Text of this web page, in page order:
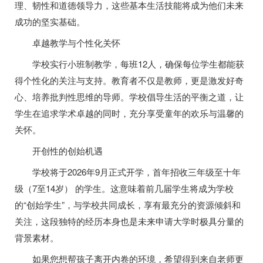
理、韧性和道德领导力，这些基本生活技能将成为他们未来
成功的坚实基础。
卓越教学与个性化关怀
学校实行小班制教学，每班12人，确保每位学生都能获
得个性化的关注与支持。教育者不仅是教师，更是激发好奇
心、培养批判性思维的导师。学校倡导生活的平衡之道，让
学生在追求学术卓越的同时，充分享受童年的欢乐与温馨的
关怀。
开创性的创始机遇
学校将于2026年9月正式开学，首年招收三年级至十年
级（7至14岁） 的学生。这意味着前几届学生将成为学校
的“创始学生”，与学校共同成长，享有最充分的资源倾斜和
关注，这段独特的经历本身也是未来申请大学时极具分量的
背景素材。
如果您想帮孩子离开内卷的环境，希望得到来自老师更